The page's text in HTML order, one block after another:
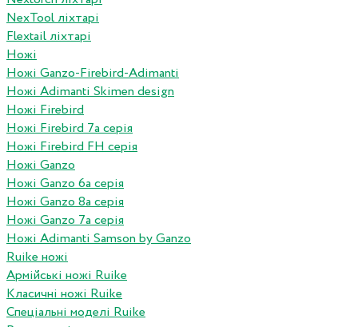
NexTool ліхтарі
Flextail ліхтарі
Ножі
Ножі Ganzo-Firebird-Adimanti
Ножі Adimanti Skimen design
Ножі Firebird
Ножі Firebird 7а серія
Ножі Firebird FH серія
Ножі Ganzo
Ножі Ganzo 6а серія
Ножі Ganzo 8а серія
Ножі Ganzo 7а серія
Ножі Adimanti Samson by Ganzo
Ruike ножі
Армійські ножі Ruike
Класичні ножі Ruike
Спеціальні моделі Ruike